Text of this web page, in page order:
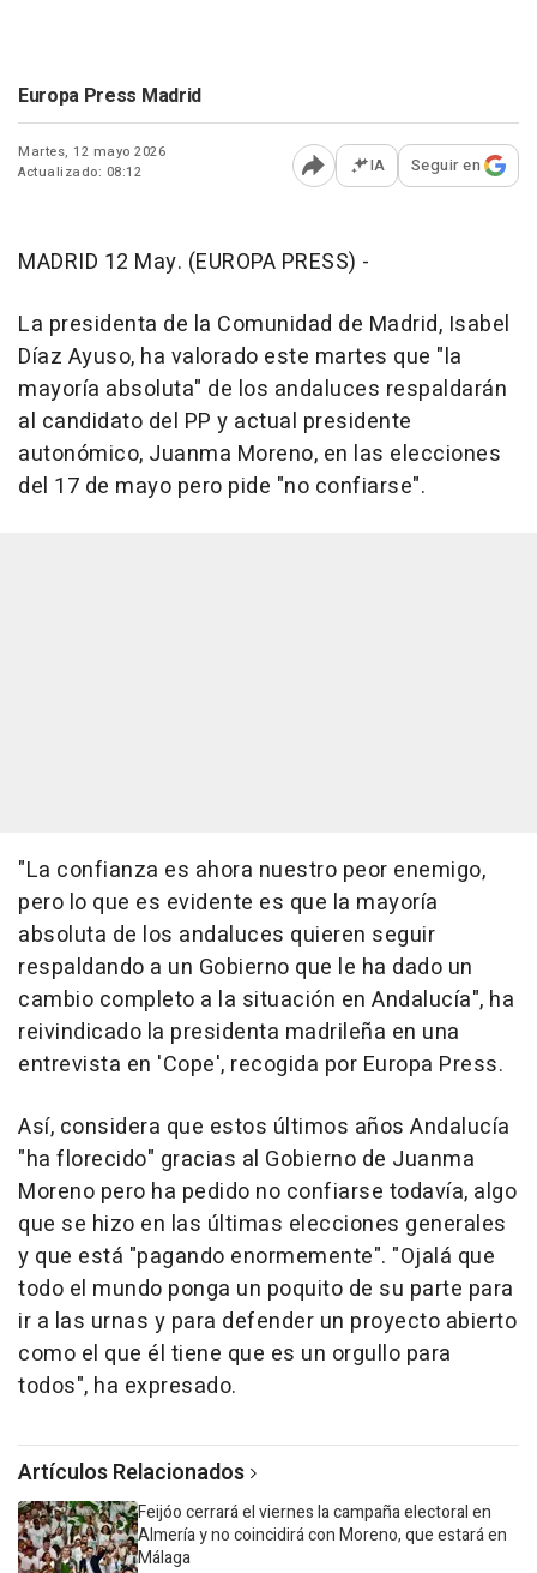
Europa Press Madrid
Martes, 12 mayo 2026
Actualizado: 08:12
Abrir opciones para
IA Seguir en
MADRID 12 May. (EUROPA PRESS) -
La presidenta de la Comunidad de Madrid, Isabel
Díaz Ayuso, ha valorado este martes que "la
mayoría absoluta" de los andaluces respaldarán
al candidato del PP y actual presidente
autonómico, Juanma Moreno, en las elecciones
del 17 de mayo pero pide "no confiarse".
"La confianza es ahora nuestro peor enemigo,
pero lo que es evidente es que la mayoría
absoluta de los andaluces quieren seguir
respaldando a un Gobierno que le ha dado un
cambio completo a la situación en Andalucía", ha
reivindicado la presidenta madrileña en una
entrevista en 'Cope', recogida por Europa Press.
Así, considera que estos últimos años Andalucía
"ha florecido" gracias al Gobierno de Juanma
Moreno pero ha pedido no confiarse todavía, algo
que se hizo en las últimas elecciones generales
y que está "pagando enormemente". "Ojalá que
todo el mundo ponga un poquito de su parte para
ir a las urnas y para defender un proyecto abierto
como el que él tiene que es un orgullo para
todos", ha expresado.
Artículos Relacionados
Feijóo cerrará el viernes la campaña electoral en
Almería y no coincidirá con Moreno, que estará en
Málaga